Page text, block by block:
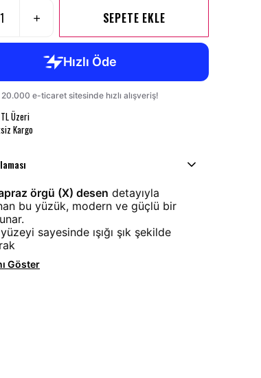
SEPETE EKLE
Üzeri
Kargo
örgü (X) desen detayıyla
bu yüzük, modern ve güçlü bir
sayesinde ışığı şık şekilde
Göster